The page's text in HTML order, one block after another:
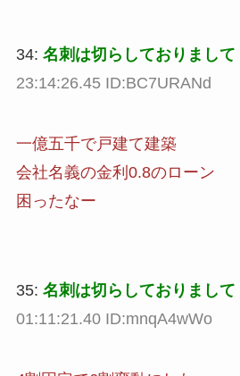
34: 名刺は切らしておりまして
23:14:26.45 ID:BC7URANd
一億五千で戸建て建築
会社名義の金利0.8のローン
困ったなー
35: 名刺は切らしておりまして
01:11:21.40 ID:mnqA4wWo